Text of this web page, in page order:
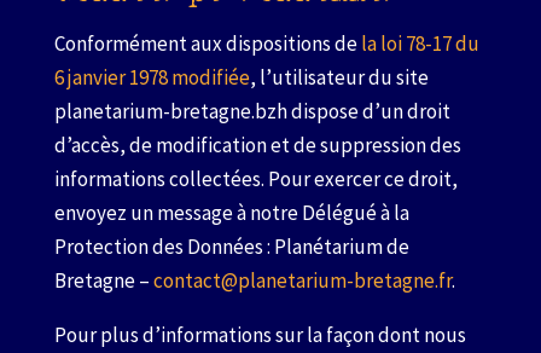
Conformément aux dispositions dela loi 78-17 du
6 janvier 1978 modifiée, l’utilisateur du site
planetarium-bretagne.bzh dispose d’un droit
d’accès, de modification et de suppression des
informations collectées. Pour exercer ce droit,
envoyez un message à notre Délégué à la
Protection des Données : Planétarium de
Bretagne –contact@planetarium-bretagne.fr.
Pour plus d’informations sur la façon dont nous